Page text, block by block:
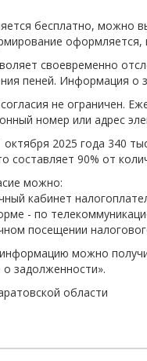
бесплатно,
оформляется,
своевременно
пеней. Информация о
не ограничен.
номер или адрес
2025 года 340
составляет 90% от
можно:
кабинет
- по
посещении
можно
задолженности».
области